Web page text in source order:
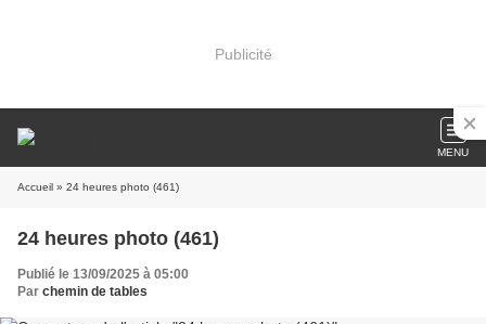
Publicité
MENU
Accueil » 24 heures photo (461)
24 heures photo (461)
Publié le 13/09/2025 à 05:00
Par chemin de tables